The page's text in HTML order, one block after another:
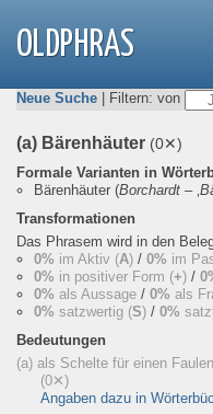
OLDPHRAS
Neue Suche | Filtern: von
(a) Bärenhäuter (0✕)
Formale Varianten in
Bärenhäuter (Borchardt – ‚
Transformationen
Das Phrasem wird in den
0% im Aktiv (A) / 0% im
0% in positiver Form (+) /
0% als Aussage / 0% als
0% satzwertig (S) / 0%
Bedeutungen
(a) als Schelte für einen
(0✕)
Angaben dazu in